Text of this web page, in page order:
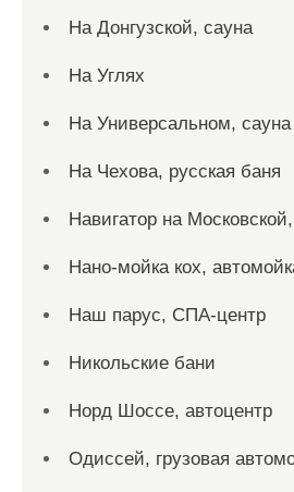
На Донгузской, сауна
На Углях
На Универсальном, сауна
На Чехова, русская баня
Навигатор на
Нано-мойка кох,
Наш парус, СПА-центр
Никольские бани
Норд Шоссе, автоцентр
Одиссей, грузовая